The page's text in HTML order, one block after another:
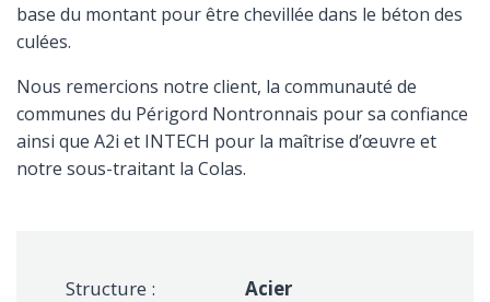
base du montant pour être chevillée dans le béton des
culées.
Nous remercions notre client, la communauté de
communes du Périgord Nontronnais pour sa confiance
ainsi que A2i et INTECH pour la maîtrise d’œuvre et
notre sous-traitant la Colas.
Structure :
Acier